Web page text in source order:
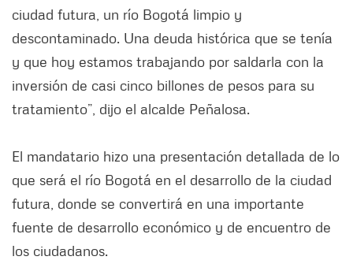
ciudad futura, un río Bogotá limpio y
descontaminado. Una deuda histórica que se tenía
y que hoy estamos trabajando por saldarla con la
inversión de casi cinco billones de pesos para su
tratamiento”, dijo el alcalde Peñalosa.
El mandatario hizo una presentación detallada de lo
que será el río Bogotá en el desarrollo de la ciudad
futura, donde se convertirá en una importante
fuente de desarrollo económico y de encuentro de
los ciudadanos.